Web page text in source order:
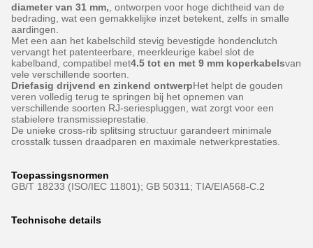
diameter van 31 mm, , ontworpen voor hoge dichtheid van de
bedrading, wat een gemakkelijke inzet betekent, zelfs in smalle
aardingen.
Met een aan het kabelschild stevig bevestigde hondenclutch
vervangt het patenteerbare, meerkleurige kabel slot de
kabelband, compatibel met4.5 tot en met 9 mm koperkabelsvan
vele verschillende soorten.
Driefasig drijvend en zinkend ontwerpHet helpt de gouden
veren volledig terug te springen bij het opnemen van
verschillende soorten RJ-seriespluggen, wat zorgt voor een
stabielere transmissieprestatie.
De unieke cross-rib splitsing structuur garandeert minimale
crosstalk tussen draadparen en maximale netwerkprestaties.
Toepassingsnormen
GB/T 18233 (ISO/IEC 11801); GB 50311; TIA/EIA568-C.2
Technische details